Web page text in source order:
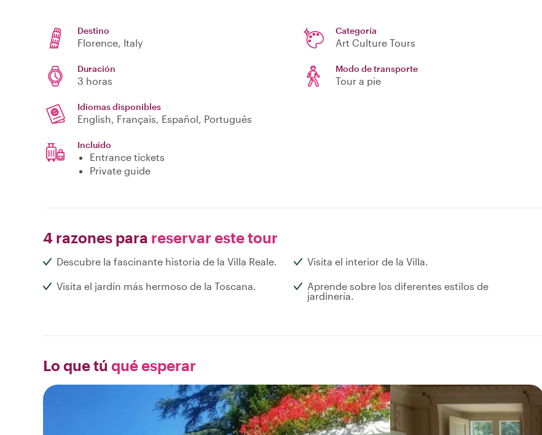
Destino
Florence, Italy
Categoría
Art Culture Tours
Duración
3 horas
Modo de transporte
Tour a pie
Idiomas disponibles
English, Français, Español, Português
Incluido
Entrance tickets
Private guide
4 razones para reservar este tour
Descubre la fascinante historia de la Villa Reale. Visita el interior de la Villa.
Visita el jardín más hermoso de la Toscana.
Aprende sobre los diferentes estilos de
jardinería.
Lo que tú qué esperar